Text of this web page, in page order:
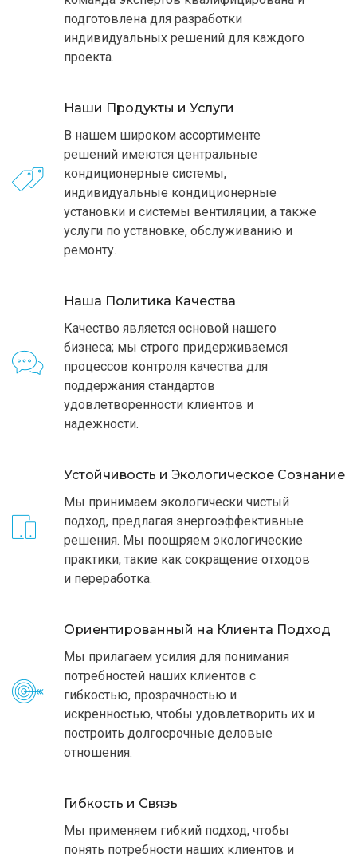
подготовлена для разработки
индивидуальных решений для каждого
проекта.
Наши Продукты и Услуги
В нашем широком ассортименте
решений имеются центральные
кондиционерные системы,
индивидуальные кондиционерные
установки и системы вентиляции, а также
услуги по установке, обслуживанию и
ремонту.
Наша Политика Качества
Качество является основой нашего
бизнеса; мы строго придерживаемся
процессов контроля качества для
поддержания стандартов
удовлетворенности клиентов и
надежности.
Устойчивость и Экологическое Сознание
Мы принимаем экологически чистый
подход, предлагая энергоэффективные
решения. Мы поощряем экологические
практики, такие как сокращение отходов
и переработка.
Ориентированный на Клиента Подход
Мы прилагаем усилия для понимания
потребностей наших клиентов с
гибкостью, прозрачностью и
искренностью, чтобы удовлетворить их и
построить долгосрочные деловые
отношения.
Гибкость и Связь
Мы применяем гибкий подход, чтобы
понять потребности наших клиентов и